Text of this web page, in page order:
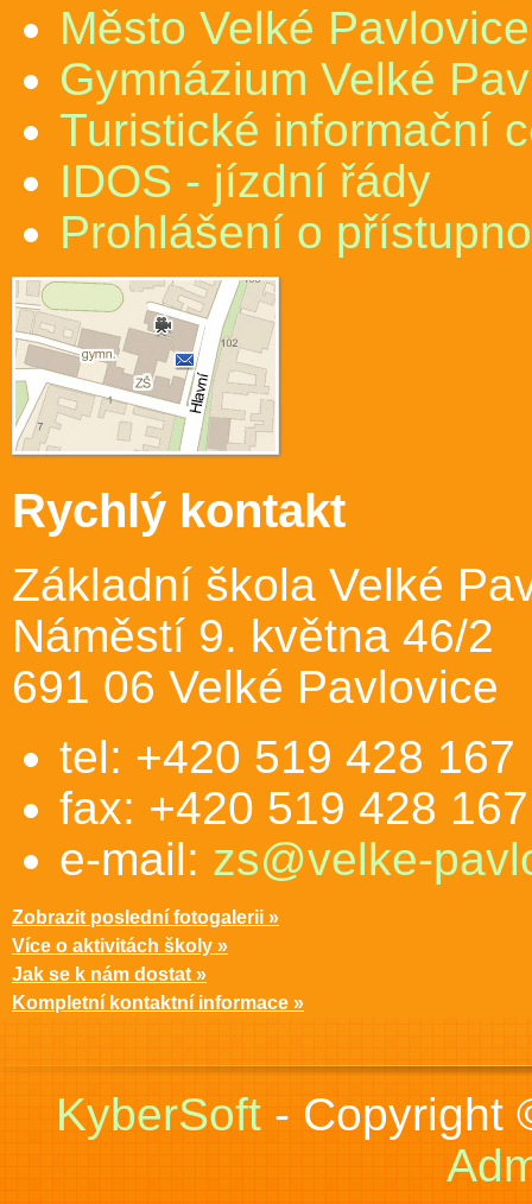
Město Velké Pavlovice
Gymnázium Velké
Turistické informační
IDOS - jízdní řády
Prohlášení o
Rychlý kontakt
Základní škola Velké
Náměstí 9. května 46/2
691 06 Velké Pavlovice
tel: +420 519 428 167
fax: +420 519 428 167
e-mail: zs@velke-
Zobrazit poslední fotogalerii »
Více o aktivitách školy »
Jak se k nám dostat »
Kompletní kontaktní informace »
KyberSoft- Copyright